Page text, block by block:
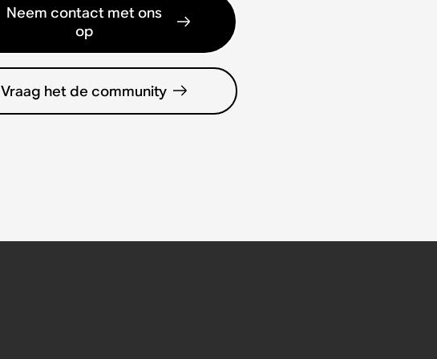
Neem contact met ons
op
Vraag het de community